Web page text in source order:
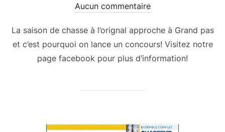
le
Aucun commentaire
La saison de chasse à l’orignal approche à Grand pas
et c’est pourquoi on lance un concours! Visitez notre
page facebook pour plus d’information!